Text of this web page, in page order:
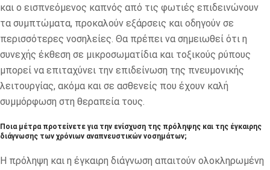
και ο εισπνεόμενος καπνός από τις φωτιές επιδεινώνουν
τα συμπτώματα, προκαλούν εξάρσεις και οδηγούν σε
περισσότερες νοσηλείες. Θα πρέπει να σημειωθεί ότι η
συνεχής έκθεση σε μικροσωματίδια και τοξικούς ρύπους
μπορεί να επιταχύνει την επιδείνωση της πνευμονικής
λειτουργίας, ακόμα και σε ασθενείς που έχουν καλή
συμμόρφωση στη θεραπεία τους.
Ποια μέτρα προτείνετε για την ενίσχυση της πρόληψης και της έγκαιρης
διάγνωσης των χρόνιων αναπνευστικών νοσημάτων;
Η πρόληψη και η έγκαιρη διάγνωση απαιτούν ολοκληρωμένη